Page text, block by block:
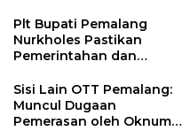
Desa
Plt Bupati Pemalang
Nurkholes Pastikan
Pemerintahan dan
Berjalan
Sisi Lain OTT Pemalang:
Muncul Dugaan
Pemerasan oleh Oknum